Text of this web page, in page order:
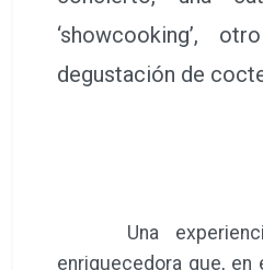
enriquecedora que, en
Noruega como línea
cocina, bandas
experimentación y
sazonará los